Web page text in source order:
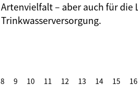
Artenvielfalt – aber auch für die
Trinkwasserversorgung.
8 9 10 11 12 13 14 15 16